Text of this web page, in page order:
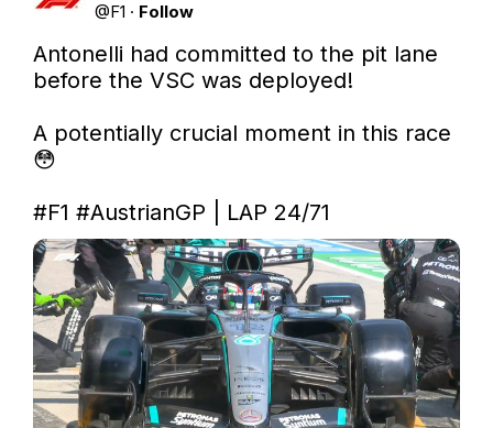
@F1 · Follow
Antonelli had committed to the pit lane
before the VSC was deployed!
A potentially crucial moment in this race
😳
#F1 #AustrianGP | LAP 24/71